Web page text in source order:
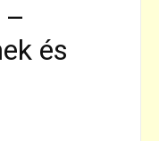
–
és